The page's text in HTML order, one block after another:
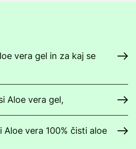
vera gel in za kaj se
Aloe vera gel,
Aloe vera 100% čisti aloe